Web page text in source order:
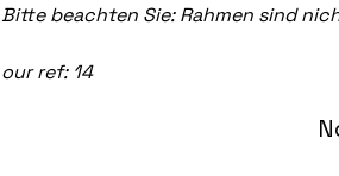
Bitte beachten Sie: Rahmen sind
our ref: 14